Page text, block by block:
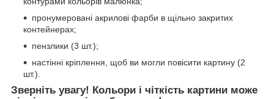
пронумеровані акрилові фарби в щільно закритих
контейнерах;
пензлики (3 шт.);
настінні кріплення, щоб ви могли повісити картину (2
шт.).
Зверніть увагу! Кольори і чіткість картини може